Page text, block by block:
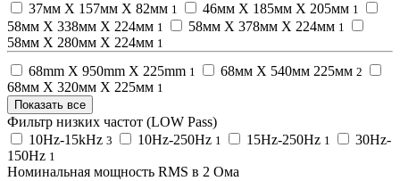
37мм Х 157мм Х 82мм 1 46мм Х 185мм Х 205мм 1
58мм X 338мм X 224мм 1 58мм X 378мм X 224мм 1
58мм Х 280мм Х 224мм 1
68mm X 950mm X 225mm 1 68мм X 540мм 225мм 2
68мм Х 320мм Х 225мм 1
Показать все
Фильтр низких частот (LOW Pass)
10Hz-15kHz 3 10Hz-250Hz 1 15Hz-250Hz 1
30Hz-
150Hz 1
Номинальная мощность RMS в 2 Омa